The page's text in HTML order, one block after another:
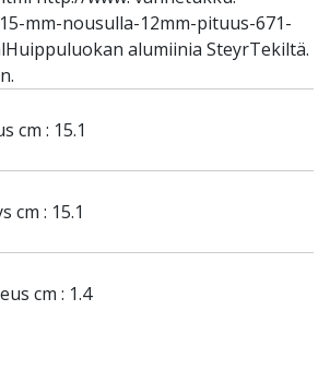
mm-nousulla-12mm-pituus-671-
alumiinia SteyrTekiltä.
cm : 15.1
cm : 15.1
cm : 1.4